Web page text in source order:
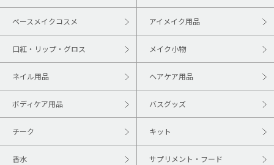
ベースメイクコスメ アイメイク用品
口紅・リップ・グロス メイク小物
ネイル用品 ヘアケア用品
ボディケア用品 バスグッズ
チーク キット
香水 サプリメント・フード